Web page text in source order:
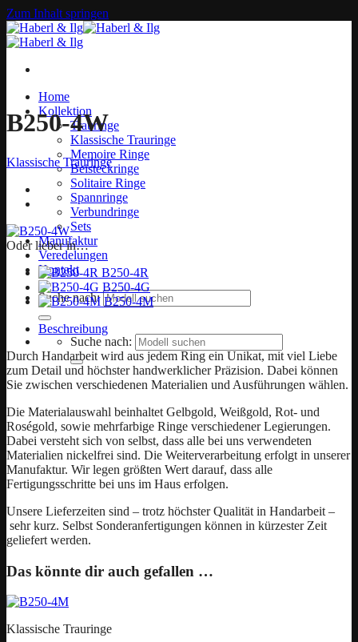
Zum Inhalt springen
Home
Kollektion
Trauringe
Klassische Trauringe
Memoire Ringe
Beisteckringe
Solitaire Ringe
Spannringe
Verbundringe
Sets
Manufaktur
Veredelungen
Kontakt
Suche nach:
Suche nach:
B250-4W
Klassische Trauringe
Oder lieber in…
B250-4R
B250-4G
B250-4M
Beschreibung
Durch Handarbeit wird aus jedem Ring ein Unikat, mit viel Liebe
zum Detail und höchster handwerklicher Präzision. Dabei können
Sie zwischen verschiedenen Materialien und Ausführungen wählen.
Die Materialauswahl beinhaltet Gelbgold, Weißgold, Rot- und
Roségold, sowie mehrfarbige Ringe verschiedener Legierungen.
Dabei versteht sich von selbst, dass alle bei uns verwendeten
Materialien nickelfrei sind. Die Weiterverarbeitung erfolgt in unserer
Manufaktur. Wir legen größten Wert darauf, dass alle
Fertigungsschritte bei uns im Haus erfolgen.
Unsere Lieferzeiten sind – trotz höchster Qualität in Handarbeit –
sehr kurz. Selbst Sonderanfertigungen können in kürzester Zeit
geliefert werden.
Das könnte dir auch gefallen …
Klassische Trauringe